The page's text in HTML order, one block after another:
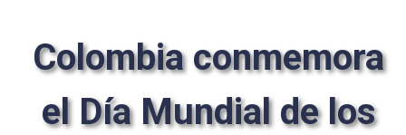
Colombia conmemora
el Día Mundial de los